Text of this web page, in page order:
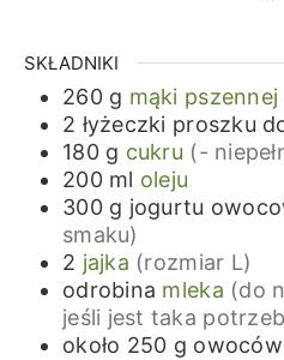
SKŁADNIKI
260 g mąki pszennej
2 łyżeczki proszku
180 g cukru (-
200 ml oleju
300 g jogurtu
smaku)
2 jajka (rozmiar L)
odrobina mleka (do
jeśli jest taka
około 250 g owoców